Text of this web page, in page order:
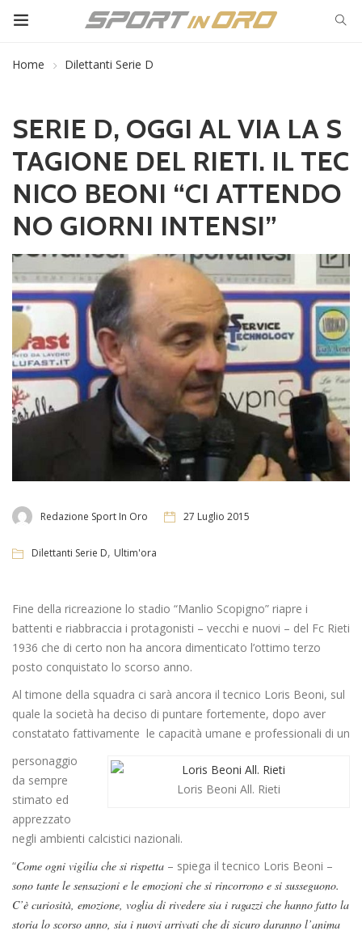
Home Dilettanti Serie D
SERIE D, OGGI AL VIA LA S
TAGIONE DEL RIETI. IL TEC
NICO BEONI “CI ATTENDO
NO GIORNI INTENSI”
Redazione Sport In Oro 27 Luglio 2015
Dilettanti Serie D, Ultim'ora
Fine della ricreazione lo stadio “Manlio Scopigno” riapre i
battenti e riabbraccia i protagonisti – vecchi e nuovi – del Fc Rieti
1936 che di certo non ha ancora dimenticato l’ottimo terzo
posto conquistato lo scorso anno.
Al timone della squadra ci sarà ancora il tecnico Loris Beoni, sul
quale la società ha deciso di puntare fortemente, dopo aver
constatato fattivamente le capacità umane e professionali di un
Loris Beoni All. Rieti
personaggio
da sempre
stimato ed
apprezzato
negli ambienti calcistici nazionali.
“Come ogni vigilia che si rispetta – spiega il tecnico Loris Beoni –
sono tante le sensazioni e le emozioni che si rincorrono e si susseguono.
C’è curiosità, emozione, voglia di rivedere sia i ragazzi che hanno fatto la
storia lo scorso anno, sia i nuovi arrivati che di sicuro daranno l’anima